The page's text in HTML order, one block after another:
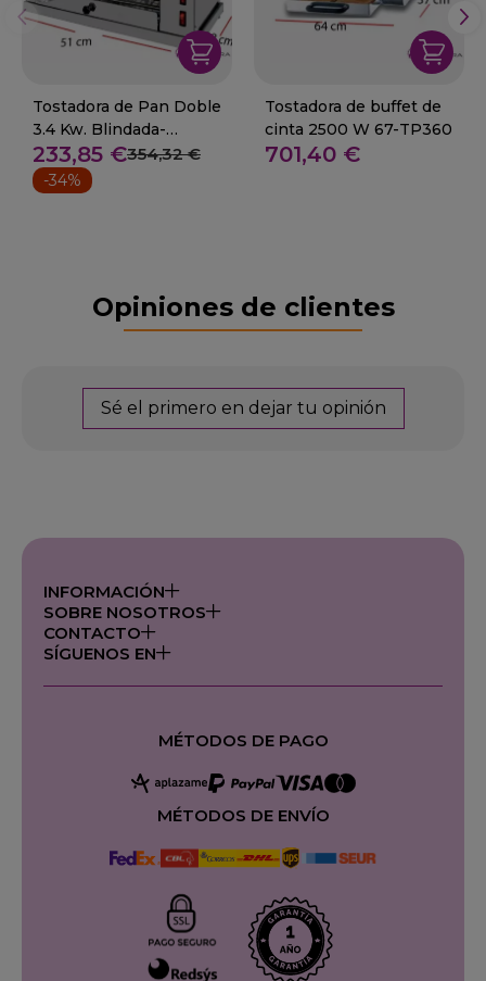
Tostadora de Pan Doble
3.4 Kw. Blindada-
Temporizador 11-
2DUOT
233,85 €354,32 €
-34%
Tostadora de buffet de
cinta 2500 W 67-TP360
701,40 €
Opiniones de clientes
Sé el primero en dejar tu opinión
INFORMACIÓN
SOBRE NOSOTROS
CONTACTO
SÍGUENOS EN
MÉTODOS DE PAGO
MÉTODOS DE ENVÍO